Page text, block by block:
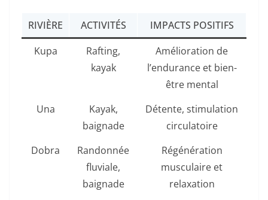
RIVIÈRE ACTIVITÉS
IMPACTS POSITIFS
Kupa
Rafting,
kayak
Amélioration de
l’endurance et bien-
être mental
Una
Kayak,
baignade
Détente, stimulation
circulatoire
Dobra
Randonnée
fluviale,
baignade
Régénération
musculaire et
relaxation